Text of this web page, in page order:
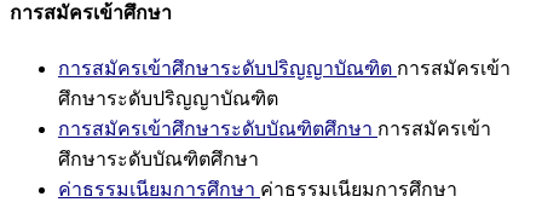
การสมัครเข้าศึกษา
การสมัครเข้าศึกษาระดับปริญญาบัณฑิต การสมัครเข้า
ศึกษาระดับปริญญาบัณฑิต
การสมัครเข้าศึกษาระดับบัณฑิตศึกษา การสมัครเข้า
ศึกษาระดับบัณฑิตศึกษา
ค่าธรรมเนียมการศึกษา ค่าธรรมเนียมการศึกษา